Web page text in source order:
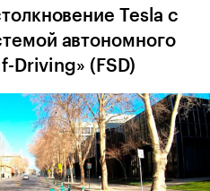
Tesla с
автономного
Driving» (FSD)